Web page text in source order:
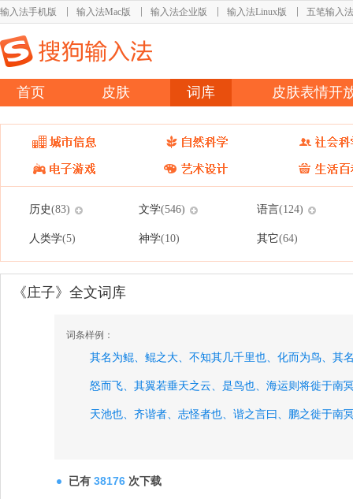
输入法手机版 输入法Mac版 输入法企业版 输入法Linux版 五笔输入法
首页 皮肤 词库 皮肤表情开
历史(83) 文学(546) 语言(124)
人类学(5) 神学(10) 其它(64)
《庄子》全文词库
词条样例：
其名为鲲、 鲲之大、 不知其几千里也、 化而为鸟、 其
怒而飞、 其翼若垂天之云、 是鸟也、 海运则将徙于南
天池也、 齐谐者、 志怪者也、 谐之言曰、 鹏之徙于南
已有 38176 次下载